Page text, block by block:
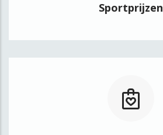
Sportprijzen